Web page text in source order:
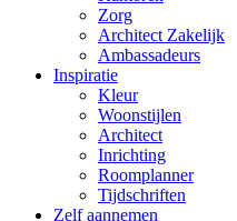
Zorg
Architect Zakelijk
Ambassadeurs
Inspiratie
Kleur
Woonstijlen
Architect
Inrichting
Roomplanner
Tijdschriften
Zelf aannemen